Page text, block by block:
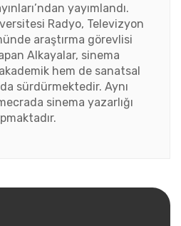
yayımlandı.
Radyo, Televizyon
araştırma görevlisi
Alkayalar, sinema
akademik hem de sanatsal
sürdürmektedir. Aynı
sinema yazarlığı